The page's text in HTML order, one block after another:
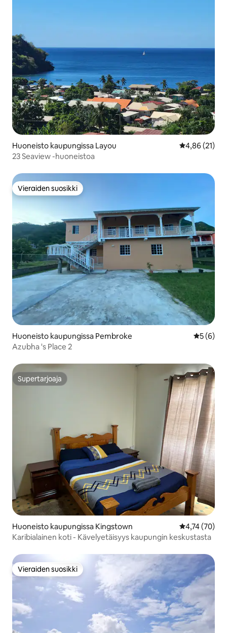
Huoneisto kaupungissa Layou
4,86 (21)
23 Seaview -huoneistoa
Vieraiden suosikki
Vieraiden suosikki
Huoneisto kaupungissa Pembroke
5 (6)
Azubha 's Place 2
Supertarjoaja
Supertarjoaja
Huoneisto kaupungissa Kingstown
4,74 (70)
Karibialainen koti - Kävelyetäisyys kaupungin keskustasta
Vieraiden suosikki
Vieraiden suosikki